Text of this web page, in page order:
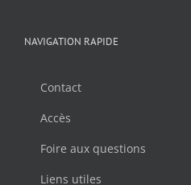
NAVIGATION RAPIDE
Contact
Accès
Foire aux questions
Liens utiles